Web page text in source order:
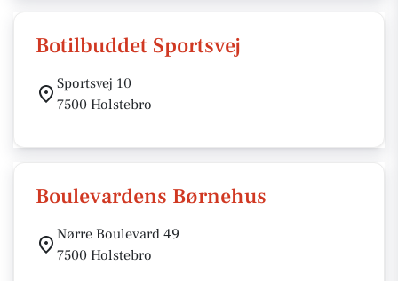
Botilbuddet Sportsvej
Sportsvej 10
7500 Holstebro
Boulevardens Børnehus
Nørre Boulevard 49
7500 Holstebro